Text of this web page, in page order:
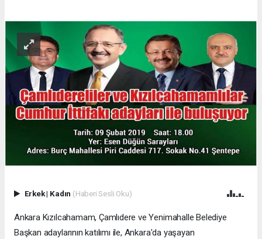
Erkek| Kadın (Haberi Sesli Oku)
Ankara Kızılcahamam, Çamlıdere ve Yenimahalle Belediye
Başkan adaylarının katılımı ile, Ankara'da yaşayan